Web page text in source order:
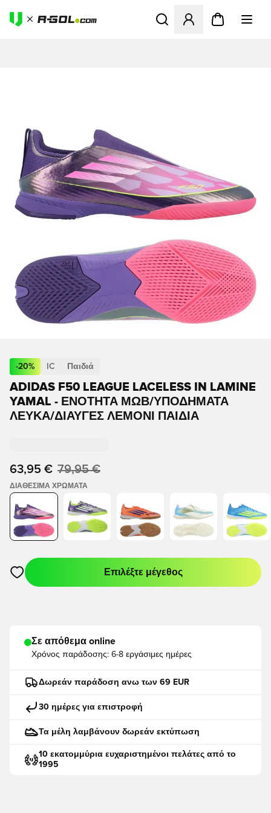
Ανοίγει ένα Modal για να
-20% IC Παιδιά
ADIDAS F50 LEAGUE LACELESS IN LAMINE
YAMAL - ΕΝΌΤΗΤΑ ΜΩΒ/ΥΠΟΔΉΜΑΤΑ
ΛΕΥΚΆ/ΔΙΑΥΓΈΣ ΛΕΜΌΝΙ ΠΑΙΔΙΆ
63,95 € 79,95 €
ΔΙΑΘΈΣΙΜΑ ΧΡΏΜΑΤΑ
Ανοίγει ένα Modal για να συνδεθείτε ή να εγγραφείτε ως
Επιλέξτε μέγεθος
Σε απόθεμα online
Χρόνος παράδοσης: 6-8 εργάσιμες ημέρες
Δωρεάν παράδοση ανω των 69 EUR
30 ημέρες για επιστροφή
Τα μέλη λαμβάνουν δωρεάν εκτύπωση
10 εκατομμύρια ευχαριστημένοι πελάτες από το
1995